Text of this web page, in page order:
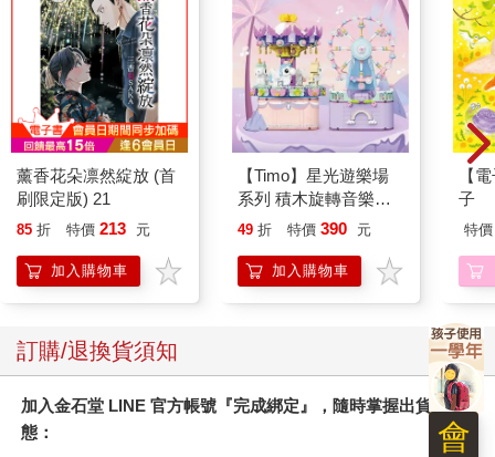
薰香花朵凛然綻放 (首
刷限定版) 21
85 折 特價 213 元
加入購物車
【Timo】星光遊樂場
系列 積木旋轉音樂盒
禮物
49 折 特價 390 元
加入購物車
【
子
特價
訂購/退換貨須知
加入金石堂 LINE 官方帳號『完成綁定』，隨時掌握出貨動
態：
會